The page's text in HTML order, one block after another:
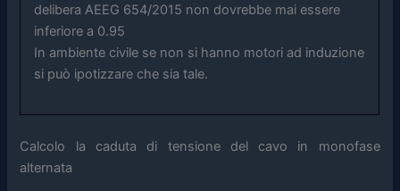
delibera AEEG 654/2015 non dovrebbe mai essere
inferiore a 0.95
In ambiente civile se non si hanno motori ad induzione
si può ipotizzare che sia tale.
Calcolo la caduta di tensione del cavo in monofase
alternata